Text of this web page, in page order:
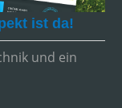
ist da!
und ein